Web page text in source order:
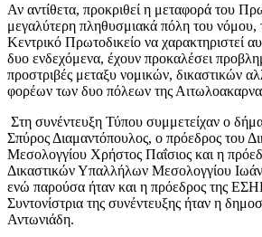
Αν αντίθετα, προκριθεί η μεταφορά του
μεγαλύτερη πληθυσμιακά πόλη του νόμου,
Κεντρικό Πρωτοδικείο να χαρακτηριστεί
δυο ενδεχόμενα, έχουν προκαλέσει
προστριβές μεταξυ νομικών, δικαστικών
φορέων των δυο πόλεων της
Στη συνέντευξη Τύπου συμμετείχαν ο
Σπύρος Διαμαντόπουλος, ο πρόεδρος του
Μεσολογγίου Χρήστος Παΐσιος και η
Δικαστικών Υπαλλήλων Μεσολογγίου
ενώ παρούσα ήταν και η πρόεδρος της
Συντονίστρια της συνέντευξης ήταν η
Αντωνιάδη.